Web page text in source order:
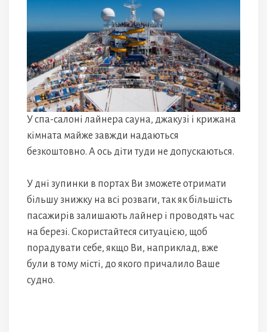
У спа-салоні лайнера сауна, джакузі і крижана
кімната майже завжди надаються
безкоштовно. А ось діти туди не допускаються.
У дні зупинки в портах Ви зможете отримати
більшу знижку на всі розваги, так як більшість
пасажирів залишають лайнер і проводять час
на березі. Скористайтеся ситуацією, щоб
порадувати себе, якщо Ви, наприклад, вже
були в тому місті, до якого причалило Ваше
судно.